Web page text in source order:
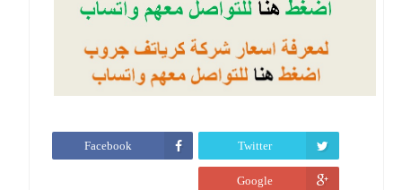
Twitter
Facebook
Google